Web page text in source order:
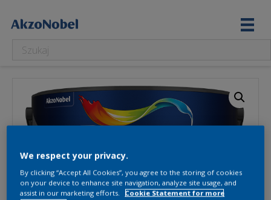
We respect your privacy.
By clicking “Accept All Cookies”, you agree to the storing of cookies
on your device to enhance site navigation, analyze site usage, and
assist in our marketing efforts.
Cookie Statement for more